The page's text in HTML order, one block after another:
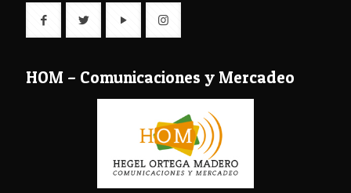
HOM – Comunicaciones y Mercadeo